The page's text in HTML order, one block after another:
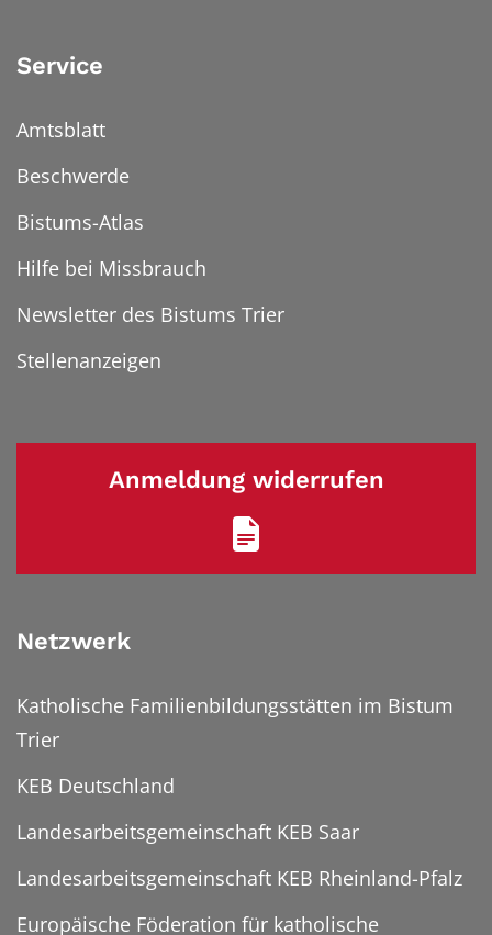
Service
Amtsblatt
Beschwerde
Bistums-Atlas
Hilfe bei Missbrauch
Newsletter des Bistums Trier
Stellenanzeigen
Anmeldung widerrufen
Netzwerk
Katholische Familienbildungsstätten im Bistum
Trier
KEB Deutschland
Landesarbeitsgemeinschaft KEB Saar
Landesarbeitsgemeinschaft KEB Rheinland-Pfalz
Europäische Föderation für katholische